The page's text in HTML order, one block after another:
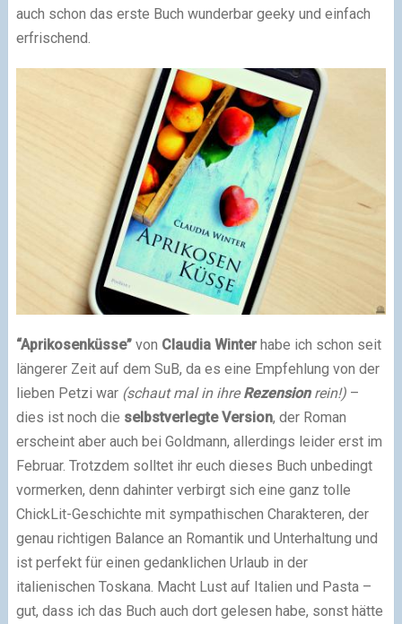
auch schon das erste Buch wunderbar geeky und einfach
erfrischend.
“Aprikosenküsse”von Claudia Winterhabe ich schon seit
längerer Zeit auf dem SuB, da es eine Empfehlung von der
lieben Petzi war (schaut mal in ihreRezensionrein!)–
dies ist noch die selbstverlegte Version, der Roman
erscheint aber auch bei Goldmann, allerdings leider erst im
Februar. Trotzdem solltet ihr euch dieses Buch unbedingt
vormerken, denn dahinter verbirgt sich eine ganz tolle
ChickLit-Geschichte mit sympathischen Charakteren, der
genau richtigen Balance an Romantik und Unterhaltung und
ist perfekt für einen gedanklichen Urlaub in der
italienischen Toskana. Macht Lust auf Italien und Pasta –
gut, dass ich das Buch auch dort gelesen habe, sonst hätte